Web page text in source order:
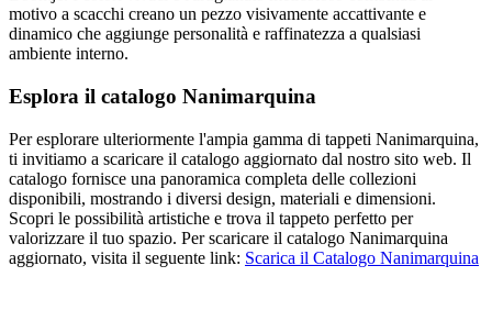
motivo a scacchi creano un pezzo visivamente accattivante e
dinamico che aggiunge personalità e raffinatezza a qualsiasi
ambiente interno.
Esplora il catalogo Nanimarquina
Per esplorare ulteriormente l'ampia gamma di tappeti Nanimarquina,
ti invitiamo a scaricare il catalogo aggiornato dal nostro sito web. Il
catalogo fornisce una panoramica completa delle collezioni
disponibili, mostrando i diversi design, materiali e dimensioni.
Scopri le possibilità artistiche e trova il tappeto perfetto per
valorizzare il tuo spazio. Per scaricare il catalogo Nanimarquina
aggiornato, visita il seguente link: Scarica il Catalogo Nanimarquina